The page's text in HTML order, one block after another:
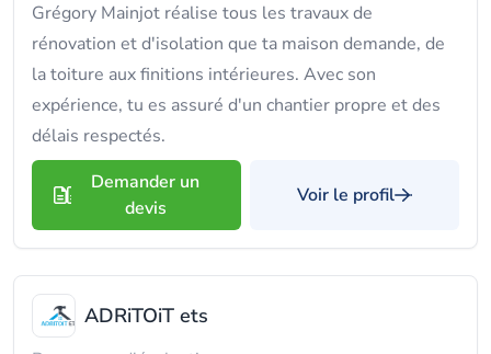
Grégory Mainjot réalise tous les travaux de
rénovation et d'isolation que ta maison demande, de
la toiture aux finitions intérieures. Avec son
expérience, tu es assuré d'un chantier propre et des
délais respectés.
Demander un
devis
Voir le profil
ADRiTOiT ets